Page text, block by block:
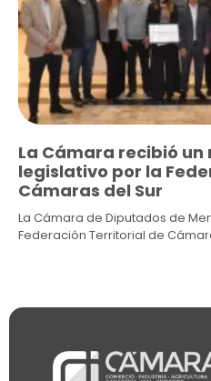
La Cámara recibió
legislativo por la
Cámaras del Sur
La Cámara de Diputados de
Federación Territorial de